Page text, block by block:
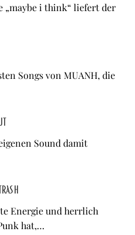
„maybe i think“ liefert der
Songs von MUANH, die
Sound damit
Energie und herrlich
hat,…